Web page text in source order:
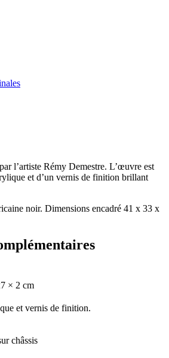
l’artiste Rémy Demestre. L’œuvre est
et d’un vernis de finition brillant
noir. Dimensions encadré 41 x 33 x
× 2 cm
et vernis de finition.
châssis